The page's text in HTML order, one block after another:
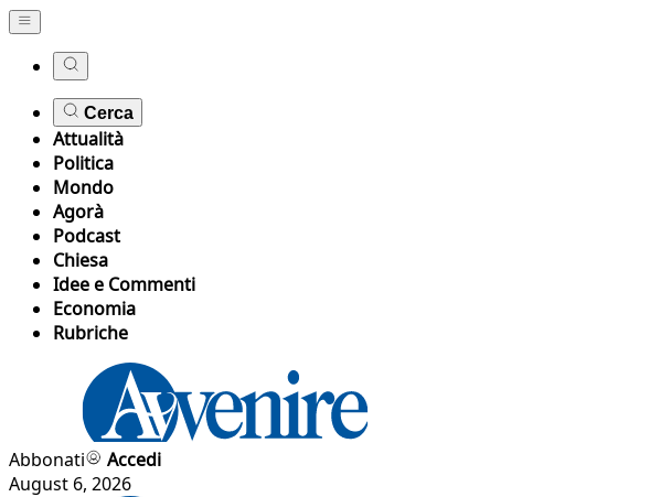
Cerca
Attualità
Politica
Mondo
Agorà
Podcast
Chiesa
Idee e Commenti
Economia
Rubriche
Abbonati
Accedi
August 6, 2026